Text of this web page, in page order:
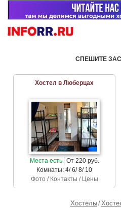
СПЕШИТЕ
Хостел в Люберцах
Места есть От 220 руб.
Комнаты: 4/ 6/ 8/ 10
Фото / Контакты / Цены
Хостелы